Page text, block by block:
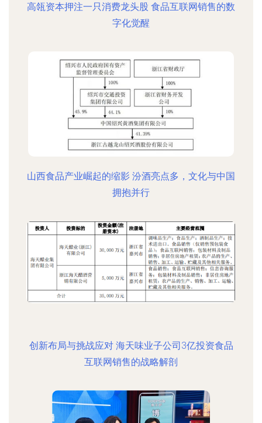
高瓴资本押注一只消费龙头股 食品互联网销售的数
字化觉醒
山西食品产业崛起的缩影 汾酒亮点多，文化与中国
拥抱并行
创新布局与挑战应对 海天味业子公司3亿投资食品
互联网销售的战略解剖